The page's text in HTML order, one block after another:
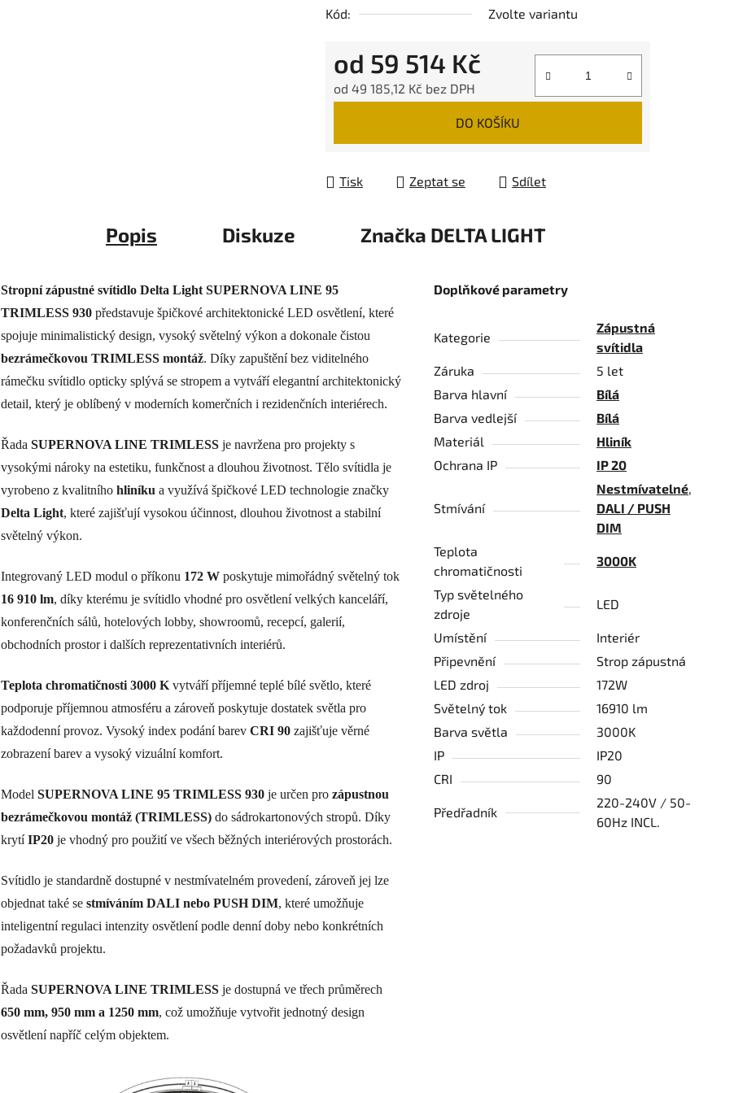
Kód:
Zvolte variantu
od 59 514 Kč
od 49 185,12 Kč bez DPH
DO KOŠÍKU
Tisk Zeptat se Sdílet
Popis Diskuze Značka DELTA LIGHT
Stropní zápustné svítidlo Delta Light SUPERNOVA LINE 95
TRIMLESS 930 představuje špičkové architektonické LED osvětlení, které
spojuje minimalistický design, vysoký světelný výkon a dokonale čistou
bezrámečkovou TRIMLESS montáž. Díky zapuštění bez viditelného
rámečku svítidlo opticky splývá se stropem a vytváří elegantní architektonický
detail, který je oblíbený v moderních komerčních i rezidenčních interiérech.
Řada SUPERNOVA LINE TRIMLESS je navržena pro projekty s
vysokými nároky na estetiku, funkčnost a dlouhou životnost. Tělo svítidla je
vyrobeno z kvalitního hliníku a využívá špičkové LED technologie značky
Delta Light, které zajišťují vysokou účinnost, dlouhou životnost a stabilní
světelný výkon.
Integrovaný LED modul o příkonu 172 W poskytuje mimořádný světelný tok
16 910 lm, díky kterému je svítidlo vhodné pro osvětlení velkých kanceláří,
konferenčních sálů, hotelových lobby, showroomů, recepcí, galerií,
obchodních prostor i dalších reprezentativních interiérů.
Teplota chromatičnosti 3000 K vytváří příjemné teplé bílé světlo, které
podporuje příjemnou atmosféru a zároveň poskytuje dostatek světla pro
každodenní provoz. Vysoký index podání barev CRI 90 zajišťuje věrné
zobrazení barev a vysoký vizuální komfort.
Model SUPERNOVA LINE 95 TRIMLESS 930 je určen pro zápustnou
bezrámečkovou montáž (TRIMLESS) do sádrokartonových stropů. Díky
krytíIP20 je vhodný pro použití ve všech běžných interiérových prostorách.
Svítidlo je standardně dostupné v nestmívatelném provedení, zároveň jej lze
objednat také se stmíváním DALI nebo PUSH DIM, které umožňuje
inteligentní regulaci intenzity osvětlení podle denní doby nebo konkrétních
požadavků projektu.
Řada SUPERNOVA LINE TRIMLESS je dostupná ve třech průměrech
650 mm, 950 mm a 1250 mm, což umožňuje vytvořit jednotný design
osvětlení napříč celým objektem.
Doplňkové parametry
Kategorie
Zápustná
svítidla
Záruka
5 let
Barva hlavní
Bílá
Barva vedlejší
Bílá
Materiál
Hliník
Ochrana IP
IP 20
Stmívání
Nestmívatelné,
DALI / PUSH
DIM
Teplota
chromatičnosti
3000K
Typ světelného
zdroje
LED
Umístění
Interiér
Připevnění
Strop zápustná
LED zdroj
172W
Světelný tok
16910 lm
Barva světla
3000K
IP
IP20
CRI
90
Předřadník
220-240V / 50-
60Hz INCL.